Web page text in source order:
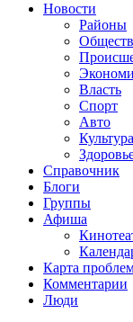
Новости
Районы
Власть
Спорт
Авто
Культура
Справочник
Блоги
Группы
Афиша
Карта
Комментарии
Люди